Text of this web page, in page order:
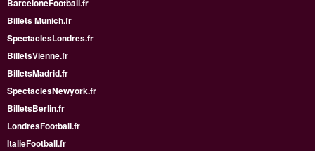
BarceloneFootball.fr
Billets Munich.fr
SpectaclesLondres.fr
BilletsVienne.fr
BilletsMadrid.fr
SpectaclesNewyork.fr
BilletsBerlin.fr
LondresFootball.fr
ItalieFootball.fr